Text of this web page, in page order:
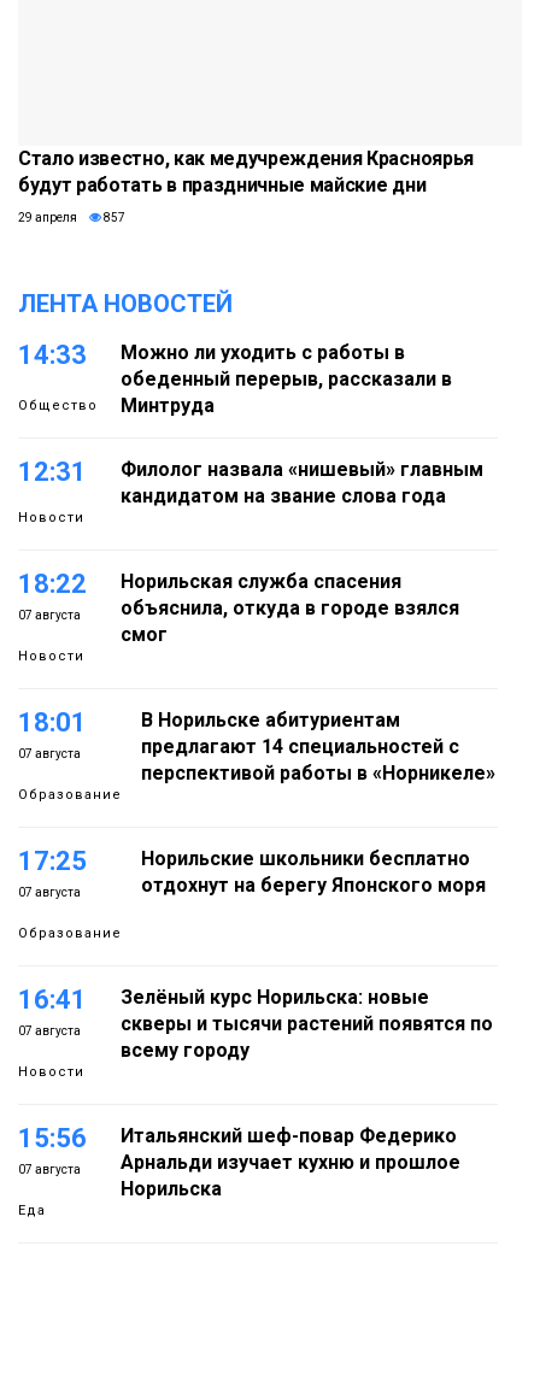
Стало известно, как медучреждения Красноярья
будут работать в праздничные майские дни
29 апреля 857
ЛЕНТА НОВОСТЕЙ
14:33
Общество
Можно ли уходить с работы в
обеденный перерыв, рассказали в
Минтруда
12:31
Новости
Филолог назвала «нишевый» главным
кандидатом на звание слова года
18:22
07 августа
Новости
Норильская служба спасения
объяснила, откуда в городе взялся
смог
18:01
07 августа
Образование
В Норильске абитуриентам
предлагают 14 специальностей с
перспективой работы в «Норникеле»
17:25
07 августа
Образование
Норильские школьники бесплатно
отдохнут на берегу Японского моря
16:41
07 августа
Новости
Зелёный курс Норильска: новые
скверы и тысячи растений появятся по
всему городу
15:56
07 августа
Еда
Итальянский шеф-повар Федерико
Арнальди изучает кухню и прошлое
Норильска